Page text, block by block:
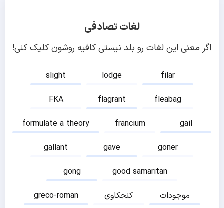
لغات تصادفی
اگر معنی این لغات رو بلد نیستی کافیه روشون کلیک کنی!
slight lodge
filar
FKA
flagrant
fleabag
formulate a theory
francium
gail
gallant
gave
goner
gong
good samaritan
greco-roman
کنجکاوی
موجودات